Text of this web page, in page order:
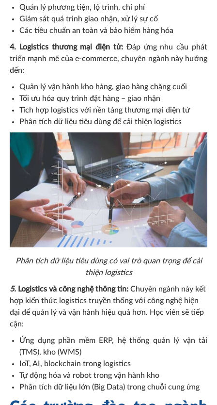
Quản lý phương tiện, lộ trình, chi phí
Giám sát quá trình giao nhận, xử lý sự cố
Các tiêu chuẩn an toàn và bảo hiểm hàng hóa
4. Logistics thương mại điện tử: Đáp ứng nhu cầu phát
triển mạnh mẽ của e-commerce, chuyên ngành này hướng
đến:
Quản lý vận hành kho hàng, giao hàng chặng cuối
Tối ưu hóa quy trình đặt hàng – giao nhận
Tích hợp logistics với nền tảng thương mại điện tử
Phân tích dữ liệu tiêu dùng để cải thiện logistics
Phân tích dữ liệu tiêu dùng có vai trò quan trọng để cải
thiện logistics
5. Logistics và công nghệ thông tin: Chuyên ngành này kết
hợp kiến thức logistics truyền thống với công nghệ hiện
đại để quản lý và vận hành hiệu quả hơn. Học viên sẽ tiếp
cận:
Ứng dụng phần mềm ERP, hệ thống quản lý vận tải
(TMS), kho (WMS)
IoT, AI, blockchain trong logistics
Tự động hóa và robot trong vận hành kho
Phân tích dữ liệu lớn (Big Data) trong chuỗi cung ứng